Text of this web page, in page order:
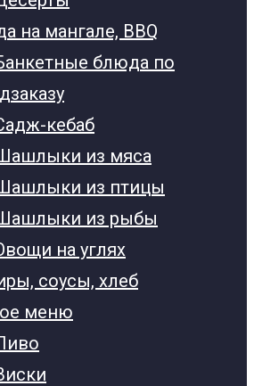
на мангале, BBQ
блюда по
кебаб
из мяса
из птицы
из рыбы
на углях
соусы, хлеб
меню